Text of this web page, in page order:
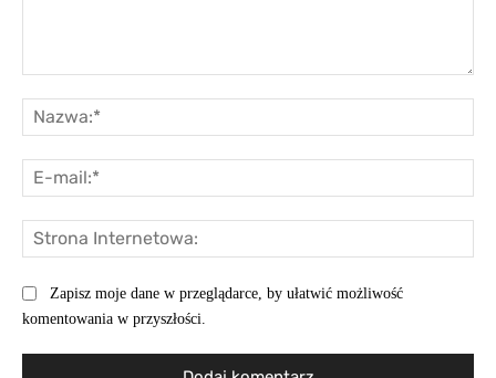
Zapisz moje dane w przeglądarce, by ułatwić możliwość
komentowania w przyszłości.